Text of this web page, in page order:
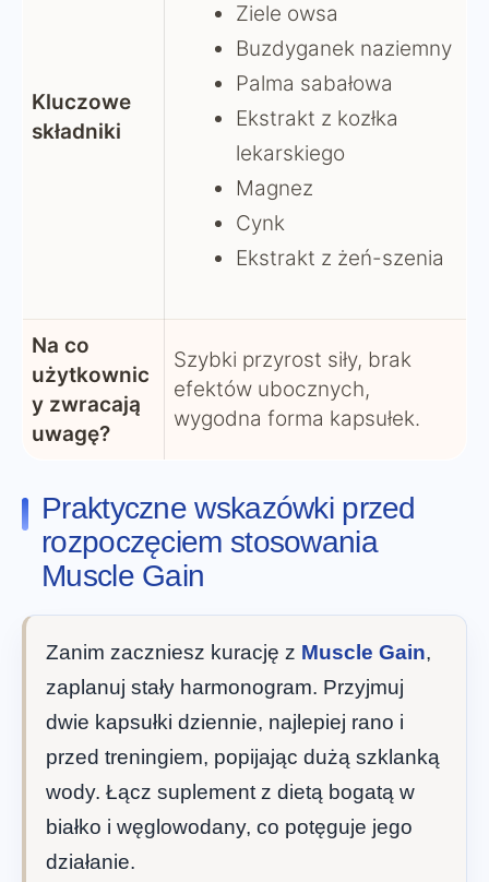
Kluczowe
składniki
Ziele owsa
Buzdyganek naziemny
Palma sabałowa
Ekstrakt z kozłka
lekarskiego
Magnez
Cynk
Ekstrakt z żeń-szenia
Na co
użytkownic
y zwracają
uwagę?
Szybki przyrost siły, brak
efektów ubocznych,
wygodna forma kapsułek.
Praktyczne wskazówki przed
rozpoczęciem stosowania
Muscle Gain
Zanim zaczniesz kurację z Muscle Gain,
zaplanuj stały harmonogram. Przyjmuj
dwie kapsułki dziennie, najlepiej rano i
przed treningiem, popijając dużą szklanką
wody. Łącz suplement z dietą bogatą w
białko i węglowodany, co potęguje jego
działanie.